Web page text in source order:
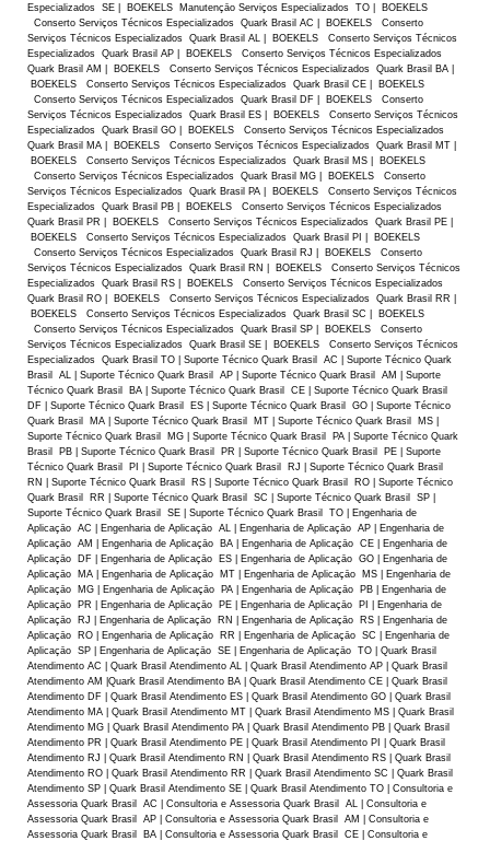
Especializados SE | BOEKELS Manutençāo Serviços Especializados TO | BOEKELS
Conserto Serviços Técnicos Especializados Quark Brasil AC | BOEKELS Conserto
Serviços Técnicos Especializados Quark Brasil AL | BOEKELS Conserto Serviços Técnicos
Especializados Quark Brasil AP | BOEKELS Conserto Serviços Técnicos Especializados
Quark Brasil AM | BOEKELS Conserto Serviços Técnicos Especializados Quark Brasil BA |
BOEKELS Conserto Serviços Técnicos Especializados Quark Brasil CE | BOEKELS
Conserto Serviços Técnicos Especializados Quark Brasil DF | BOEKELS Conserto
Serviços Técnicos Especializados Quark Brasil ES | BOEKELS Conserto Serviços Técnicos
Especializados Quark Brasil GO | BOEKELS Conserto Serviços Técnicos Especializados
Quark Brasil MA | BOEKELS Conserto Serviços Técnicos Especializados Quark Brasil MT |
BOEKELS Conserto Serviços Técnicos Especializados Quark Brasil MS | BOEKELS
Conserto Serviços Técnicos Especializados Quark Brasil MG | BOEKELS Conserto
Serviços Técnicos Especializados Quark Brasil PA | BOEKELS Conserto Serviços Técnicos
Especializados Quark Brasil PB | BOEKELS Conserto Serviços Técnicos Especializados
Quark Brasil PR | BOEKELS Conserto Serviços Técnicos Especializados Quark Brasil PE |
BOEKELS Conserto Serviços Técnicos Especializados Quark Brasil PI | BOEKELS
Conserto Serviços Técnicos Especializados Quark Brasil RJ | BOEKELS Conserto
Serviços Técnicos Especializados Quark Brasil RN | BOEKELS Conserto Serviços Técnicos
Especializados Quark Brasil RS | BOEKELS Conserto Serviços Técnicos Especializados
Quark Brasil RO | BOEKELS Conserto Serviços Técnicos Especializados Quark Brasil RR |
BOEKELS Conserto Serviços Técnicos Especializados Quark Brasil SC | BOEKELS
Conserto Serviços Técnicos Especializados Quark Brasil SP | BOEKELS Conserto
Serviços Técnicos Especializados Quark Brasil SE | BOEKELS Conserto Serviços Técnicos
Especializados Quark Brasil TO | Suporte Técnico Quark Brasil AC | Suporte Técnico Quark
Brasil AL | Suporte Técnico Quark Brasil AP | Suporte Técnico Quark Brasil AM | Suporte
Técnico Quark Brasil BA | Suporte Técnico Quark Brasil CE | Suporte Técnico Quark Brasil
DF | Suporte Técnico Quark Brasil ES | Suporte Técnico Quark Brasil GO | Suporte Técnico
Quark Brasil MA | Suporte Técnico Quark Brasil MT | Suporte Técnico Quark Brasil MS |
Suporte Técnico Quark Brasil MG | Suporte Técnico Quark Brasil PA | Suporte Técnico Quark
Brasil PB | Suporte Técnico Quark Brasil PR | Suporte Técnico Quark Brasil PE | Suporte
Técnico Quark Brasil PI | Suporte Técnico Quark Brasil RJ | Suporte Técnico Quark Brasil
RN | Suporte Técnico Quark Brasil RS | Suporte Técnico Quark Brasil RO | Suporte Técnico
Quark Brasil RR | Suporte Técnico Quark Brasil SC | Suporte Técnico Quark Brasil SP |
Suporte Técnico Quark Brasil SE | Suporte Técnico Quark Brasil TO | Engenharia de
Aplicaçāo AC | Engenharia de Aplicaçāo AL | Engenharia de Aplicaçāo AP | Engenharia de
Aplicaçāo AM | Engenharia de Aplicaçāo BA | Engenharia de Aplicaçāo CE | Engenharia de
Aplicaçāo DF | Engenharia de Aplicaçāo ES | Engenharia de Aplicaçāo GO | Engenharia de
Aplicaçāo MA | Engenharia de Aplicaçāo MT | Engenharia de Aplicaçāo MS | Engenharia de
Aplicaçāo MG | Engenharia de Aplicaçāo PA | Engenharia de Aplicaçāo PB | Engenharia de
Aplicaçāo PR | Engenharia de Aplicaçāo PE | Engenharia de Aplicaçāo PI | Engenharia de
Aplicaçāo RJ | Engenharia de Aplicaçāo RN | Engenharia de Aplicaçāo RS | Engenharia de
Aplicaçāo RO | Engenharia de Aplicaçāo RR | Engenharia de Aplicaçāo SC | Engenharia de
Aplicaçāo SP | Engenharia de Aplicaçāo SE | Engenharia de Aplicaçāo TO | Quark Brasil
Atendimento AC | Quark Brasil Atendimento AL | Quark Brasil Atendimento AP | Quark Brasil
Atendimento AM |Quark Brasil Atendimento BA | Quark Brasil Atendimento CE | Quark Brasil
Atendimento DF | Quark Brasil Atendimento ES | Quark Brasil Atendimento GO | Quark Brasil
Atendimento MA | Quark Brasil Atendimento MT | Quark Brasil Atendimento MS | Quark Brasil
Atendimento MG | Quark Brasil Atendimento PA | Quark Brasil Atendimento PB | Quark Brasil
Atendimento PR | Quark Brasil Atendimento PE | Quark Brasil Atendimento PI | Quark Brasil
Atendimento RJ | Quark Brasil Atendimento RN | Quark Brasil Atendimento RS | Quark Brasil
Atendimento RO | Quark Brasil Atendimento RR | Quark Brasil Atendimento SC | Quark Brasil
Atendimento SP | Quark Brasil Atendimento SE | Quark Brasil Atendimento TO | Consultoria e
Assessoria Quark Brasil AC | Consultoria e Assessoria Quark Brasil AL | Consultoria e
Assessoria Quark Brasil AP | Consultoria e Assessoria Quark Brasil AM | Consultoria e
Assessoria Quark Brasil BA | Consultoria e Assessoria Quark Brasil CE | Consultoria e